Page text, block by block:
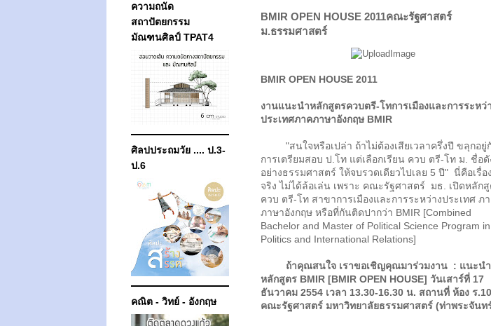
BMIR OPEN HOUSE 2011คณะรัฐศาสตร์
ม.ธรรมศาสตร์
BMIR OPEN HOUSE 2011
งานแนะนำหลักสูตรควบตรี-โทการเมืองและการระหว่
ประเทศภาคภาษาอังกฤษ BMIR
"สนใจหรือเปล่า ถ้าไม่ต้องเสียเวลาครึ่งปี ขลุกอยู่
การเตรียมสอบ ป.โท แต่เลือกเรียน ควบ ตรี-โท ม. ชื่อดั
อย่างธรรมศาสตร์ ให้จบรวดเดียวไปเลย 5 ปี" นี่คือเรื่อง
จริง ไม่ได้ล้อเล่น เพราะ คณะรัฐศาสตร์ มธ. เปิดหลักสู
ควบ ตรี-โท สาขาการเมืองและการระหว่างประเทศ ภ
ภาษาอังกฤษ หรือที่กันติดปากว่า BMIR [Combined
Bachelor and Master of Political Science Program in
Politics and International Relations]
ถ้าคุณสนใจ เราขอเชิญคุณมาร่วมงาน : แนะนำ
หลักสูตร BMIR [BMIR OPEN HOUSE] วันเสาร์ที่ 17
ธันวาคม 2554 เวลา 13.30-16.30 น. สถานที่ ห้อง ร
คณะรัฐศาสตร์ มหาวิทยาลัยธรรมศาสตร์ (ท่าพระจันท
ความถนัด
สถาปัตยกรรม
มัณฑนศิลป์ TPAT4
ศิลปประถมวัย .... ป.3-
ป.6
คณิต - วิทย์ - อังกฤษ